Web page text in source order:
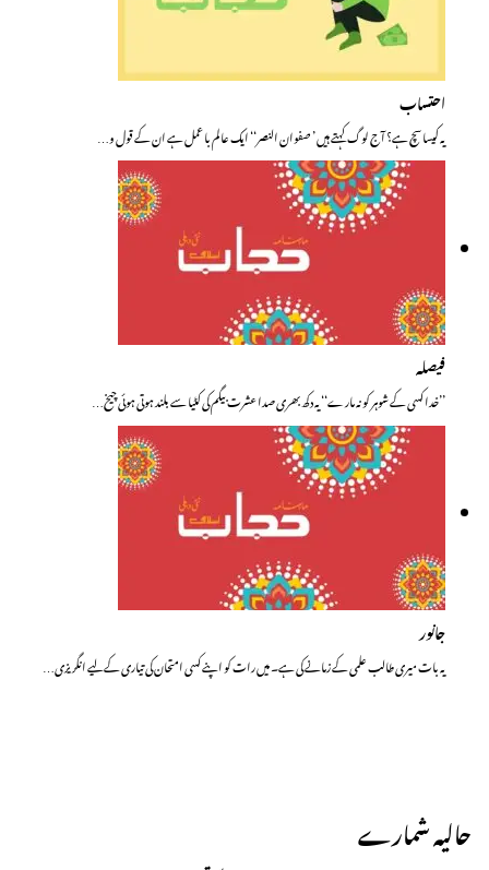
احتساب
یہ کیسا سچ ہے؟ آج لوگ کہتے ہیں ’ صفوان النصر‘‘ ایک عالم با عمل ہے ان کے قول و…
فیصلہ
’’خدا کسی کے شوہر کو نہ مارے‘‘ یہ دکھ بھری صدا عشرت بیگم کی کٹیا سے بلند ہوتی ہوئی چیخ…
جانور
یہ بات میری طالب علمی کے زمانے کی ہے۔ میں رات کو اپنے کسی امتحان کی تیاری کے لیے انگریزی…
حالیہ شمارے